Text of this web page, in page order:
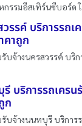
รรมอีสเทิร์นซีบอร์ด
รรค์ บริการรถเ
คาถูก
บจ้างนครสวรรค์ บริก
บริการรถเครน
ก
บจ้างนนทบุรี บริการ